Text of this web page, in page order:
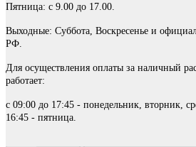
Пятница: с 9.00 до 17.00.
Выходные: Суббота, Воскресенье и
РФ.
Для осуществления оплаты за наличный
работает:
с 09:00 до 17:45 - понедельник, вторник,
16:45 - пятница.